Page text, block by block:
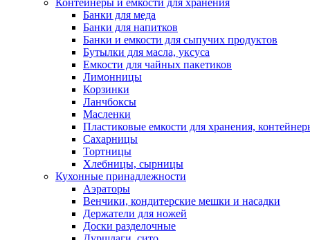
Контейнеры и емкости для хранения
Банки для меда
Банки для напитков
Банки и емкости для сыпучих продуктов
Бутылки для масла, уксуса
Емкости для чайных пакетиков
Лимонницы
Корзинки
Ланчбоксы
Масленки
Пластиковые емкости для хранения,
Сахарницы
Тортницы
Хлебницы, сырницы
Кухонные принадлежности
Аэраторы
Венчики, кондитерские мешки и насадки
Держатели для ножей
Доски разделочные